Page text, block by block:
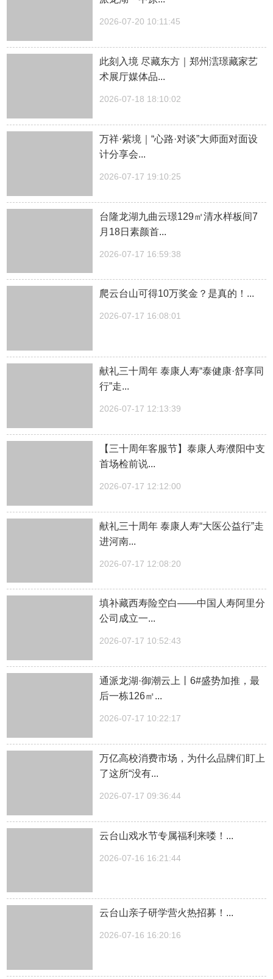
2026-07-20 10:11:45
此刻入境 尽藏东方｜郑州澐璟藏家艺
术展厅媒体品...
2026-07-18 18:10:02
万祥·紫境｜“心路·对谈”大师面对面设
计分享会...
2026-07-17 19:10:25
台隆龙湖九曲云璟129㎡清水样板间7
月18日素颜首...
2026-07-17 16:59:38
爬云台山可得10万奖金？是真的！...
2026-07-17 16:08:01
献礼三十周年 泰康人寿“泰健康·舒享同
行”走...
2026-07-17 12:13:39
【三十周年客服节】泰康人寿濮阳中支
首场检前说...
2026-07-17 12:12:00
献礼三十周年 泰康人寿“大医公益行”走
进河南...
2026-07-17 12:08:20
填补藏西寿险空白——中国人寿阿里分
公司成立一...
2026-07-17 10:52:43
通派龙湖·御潮云上丨6#盛势加推，最
后一栋126㎡...
2026-07-17 10:22:17
万亿高校消费市场，为什么品牌们盯上
了这所“没有...
2026-07-17 09:36:44
云台山戏水节专属福利来喽！...
2026-07-16 16:21:44
云台山亲子研学营火热招募！...
2026-07-16 16:20:16